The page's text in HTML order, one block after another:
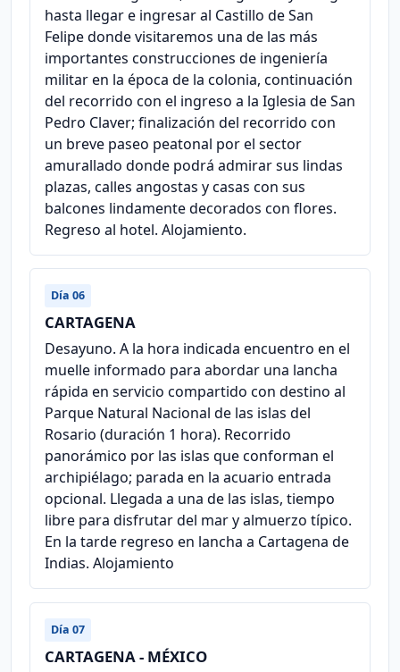
hasta llegar e ingresar al Castillo de San
Felipe donde visitaremos una de las más
importantes construcciones de ingeniería
militar en la época de la colonia, continuación
del recorrido con el ingreso a la Iglesia de San
Pedro Claver; finalización del recorrido con
un breve paseo peatonal por el sector
amurallado donde podrá admirar sus lindas
plazas, calles angostas y casas con sus
balcones lindamente decorados con flores.
Regreso al hotel. Alojamiento.
Día 06
CARTAGENA
Desayuno. A la hora indicada encuentro en el
muelle informado para abordar una lancha
rápida en servicio compartido con destino al
Parque Natural Nacional de las islas del
Rosario (duración 1 hora). Recorrido
panorámico por las islas que conforman el
archipiélago; parada en la acuario entrada
opcional. Llegada a una de las islas, tiempo
libre para disfrutar del mar y almuerzo típico.
En la tarde regreso en lancha a Cartagena de
Indias. Alojamiento
Día 07
CARTAGENA - MÉXICO